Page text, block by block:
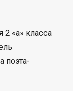
«а» класса
поэта-